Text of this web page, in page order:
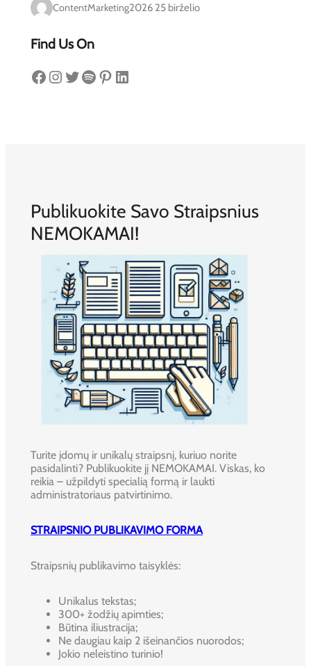
ContentMarketing2026 25 birželio
Find Us On
Facebook Instagram Twitter Spotify Pinterest LinkedIn
Publikuokite Savo Straipsnius
NEMOKAMAI!
Turite įdomų ir unikalų straipsnį, kuriuo norite
pasidalinti? Publikuokite jį NEMOKAMAI. Viskas, ko
reikia – užpildyti specialią formą ir laukti
administratoriaus patvirtinimo.
STRAIPSNIO PUBLIKAVIMO FORMA
Straipsnių publikavimo taisyklės:
Unikalus tekstas;
300+ žodžių apimties;
Būtina iliustracija;
Ne daugiau kaip 2 išeinančios nuorodos;
Jokio neleistino turinio!